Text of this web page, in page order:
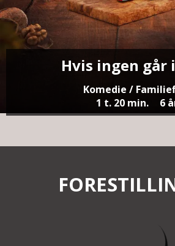
Hvis ingen går
Komedie /
1 t. 20 min.
6